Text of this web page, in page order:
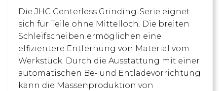
Die JHC Centerless Grinding-Serie eignet
sich für Teile ohne Mittelloch. Die breiten
Schleifscheiben ermöglichen eine
effizientere Entfernung von Material vom
Werkstück. Durch die Ausstattung mit einer
automatischen Be- und Entladevorrichtung
kann die Massenproduktion von